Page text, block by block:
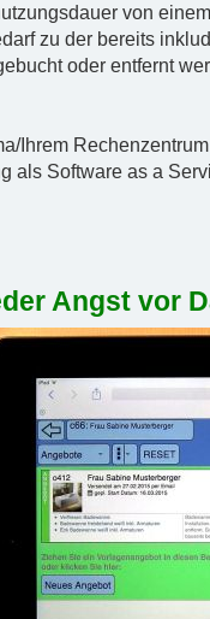
von
zu der bereits
oder entfernt
Ihrem
als Software as a
Angst vor